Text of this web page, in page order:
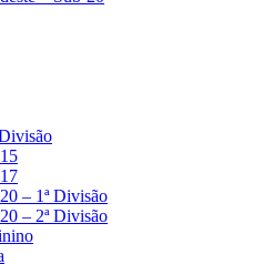
– 1ª Divisão
– 2ª Divisão